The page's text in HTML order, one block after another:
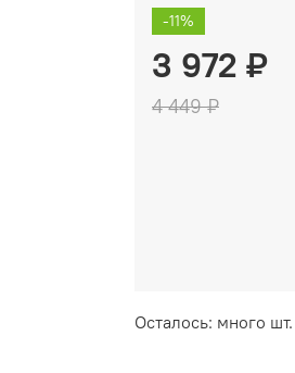
-11%
3 972 ₽
4 449 ₽
Осталось: много шт.